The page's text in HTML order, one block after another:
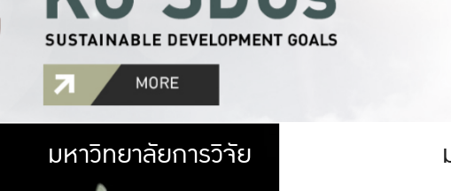
มหาวิทยาลัย
มหาวิทยาลัยการวิจัย